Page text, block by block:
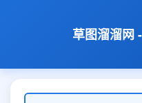
草图溜溜网